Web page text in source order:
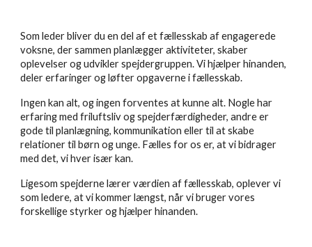
Som leder bliver du en del af et fællesskab af engagerede
voksne, der sammen planlægger aktiviteter, skaber
oplevelser og udvikler spejdergruppen. Vi hjælper hinanden,
deler erfaringer og løfter opgaverne i fællesskab.
Ingen kan alt, og ingen forventes at kunne alt. Nogle har
erfaring med friluftsliv og spejderfærdigheder, andre er
gode til planlægning, kommunikation eller til at skabe
relationer til børn og unge. Fælles for os er, at vi bidrager
med det, vi hver især kan.
Ligesom spejderne lærer værdien af fællesskab, oplever vi
som ledere, at vi kommer længst, når vi bruger vores
forskellige styrker og hjælper hinanden.